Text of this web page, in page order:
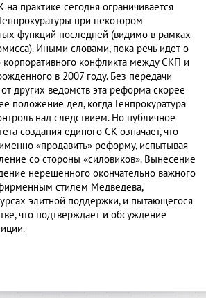
практике сегодня ограничивается
при некотором
функций последней (видимо в рамках
Иными словами, пока речь идет о
конфликта между СКП и
в 2007 году. Без передачи
других ведомств эта реформа скорее
положение дел, когда Генпрокуратура
над следствием. Но публичное
создания единого СК означает, что
«продавить» реформу, испытывая
со стороны «силовиков». Вынесение
нерешенного окончательно важного
стилем Медведева,
элитной поддержки, и пытающегося
что подтверждает и обсуждение